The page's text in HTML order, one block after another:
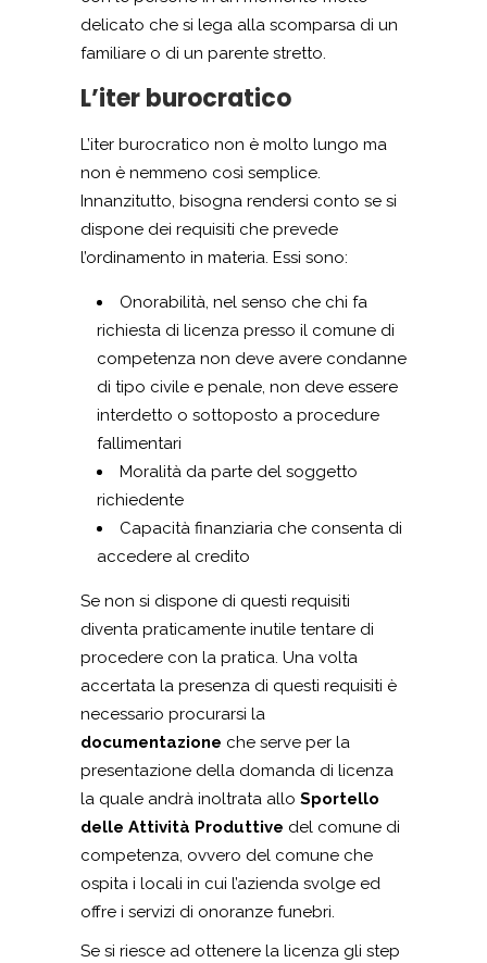
delicato che si lega alla scomparsa di un
familiare o di un parente stretto.
L’iter burocratico
L’iter burocratico non è molto lungo ma
non è nemmeno così semplice.
Innanzitutto, bisogna rendersi conto se si
dispone dei requisiti che prevede
l’ordinamento in materia. Essi sono:
Onorabilità, nel senso che chi fa
richiesta di licenza presso il comune di
competenza non deve avere condanne
di tipo civile e penale, non deve essere
interdetto o sottoposto a procedure
fallimentari
Moralità da parte del soggetto
richiedente
Capacità finanziaria che consenta di
accedere al credito
Se non si dispone di questi requisiti
diventa praticamente inutile tentare di
procedere con la pratica. Una volta
accertata la presenza di questi requisiti è
necessario procurarsi la
documentazione che serve per la
presentazione della domanda di licenza
la quale andrà inoltrata allo Sportello
delle Attività Produttive del comune di
competenza, ovvero del comune che
ospita i locali in cui l’azienda svolge ed
offre i servizi di onoranze funebri.
Se si riesce ad ottenere la licenza gli step